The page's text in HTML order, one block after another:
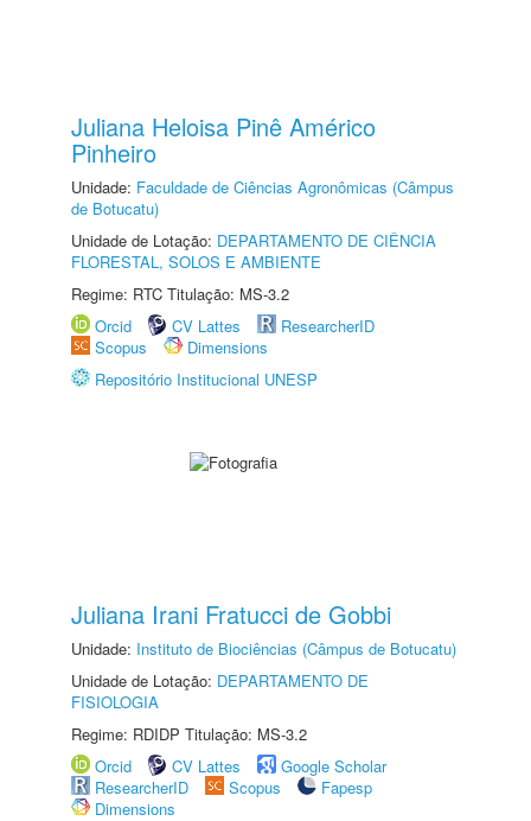
Juliana Heloisa Pinê Américo
Pinheiro
Unidade: Faculdade de Ciências Agronômicas (Câmpus
de Botucatu)
Unidade de Lotação: DEPARTAMENTO DE CIÊNCIA
FLORESTAL, SOLOS E AMBIENTE
Regime: RTC Titulação: MS-3.2
Orcid
CV Lattes
ResearcherID
Scopus
Dimensions
Repositório Institucional UNESP
Juliana Irani Fratucci de Gobbi
Unidade: Instituto de Biociências (Câmpus de Botucatu)
Unidade de Lotação: DEPARTAMENTO DE
FISIOLOGIA
Regime: RDIDP Titulação: MS-3.2
Orcid
CV Lattes
Google Scholar
ResearcherID
Scopus
Fapesp
Dimensions